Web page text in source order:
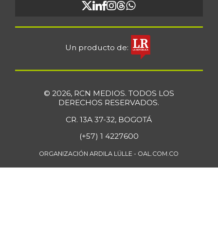
Un producto de:
© 2026, RCN MEDIOS. TODOS LOS
DERECHOS RESERVADOS.
CR. 13A 37-32, BOGOTÁ
(+57) 1 4227600
ORGANIZACIÓN ARDILA LÜLLE - OAL.COM.CO